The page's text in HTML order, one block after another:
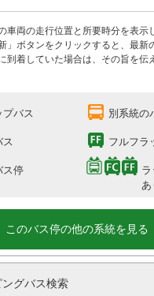
車両の走行位置と所要時分を表示
」ボタンをクリックすると、最新
到着していた場合は、その旨を伝
プバス 別系統の
ス フルフラ
ス停
あ
このバス停の他の系統を見る
グバス検索